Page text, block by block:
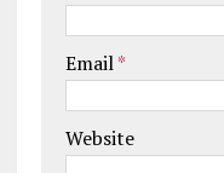
Email*
Website